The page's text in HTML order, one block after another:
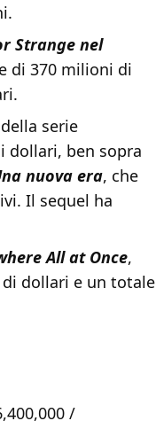
Strange nel
di 370 milioni di
serie
dollari, ben sopra
nuova era, che
Il sequel ha
All at Once,
dollari e un totale
/